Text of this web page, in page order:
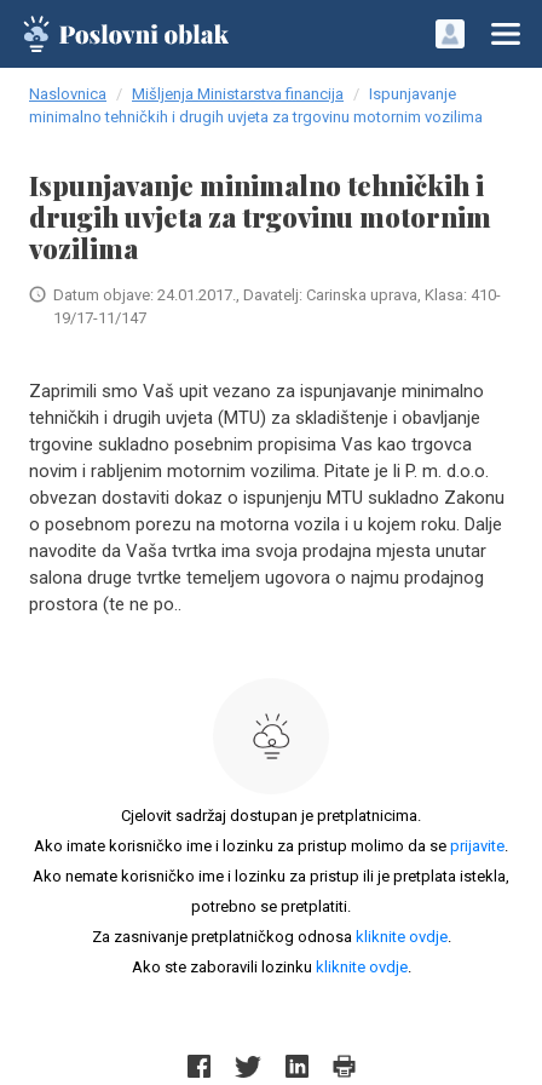
Naslovnica Mišljenja Ministarstva financija
Ispunjavanje
minimalno tehničkih i drugih uvjeta za trgovinu motornim vozilima
Ispunjavanje minimalno tehničkih i
drugih uvjeta za trgovinu motornim
vozilima
Datum objave: 24.01.2017., Davatelj: Carinska uprava, Klasa: 410-
19/17-11/147
Zaprimili smo Vaš upit vezano za ispunjavanje minimalno
tehničkih i drugih uvjeta (MTU) za skladištenje i obavljanje
trgovine sukladno posebnim propisima Vas kao trgovca
novim i rabljenim motornim vozilima. Pitate je li P. m. d.o.o.
obvezan dostaviti dokaz o ispunjenju MTU sukladno Zakonu
o posebnom porezu na motorna vozila i u kojem roku. Dalje
navodite da Vaša tvrtka ima svoja prodajna mjesta unutar
salona druge tvrtke temeljem ugovora o najmu prodajnog
prostora (te ne po..
Cjelovit sadržaj dostupan je pretplatnicima.
Ako imate korisničko ime i lozinku za pristup molimo da se prijavite.
Ako nemate korisničko ime i lozinku za pristup ili je pretplata istekla,
potrebno se pretplatiti.
Za zasnivanje pretplatničkog odnosa kliknite ovdje.
Ako ste zaboravili lozinku kliknite ovdje.